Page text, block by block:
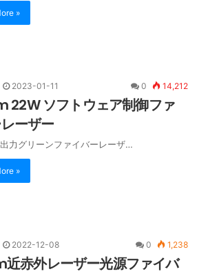
»
2023-01-11 0 14,212
22W ソフトウェア制御ファ
ーザー
力グリーンファイバーレーザ…
»
2022-12-08 0 1,238
赤外レーザー光源ファイバ